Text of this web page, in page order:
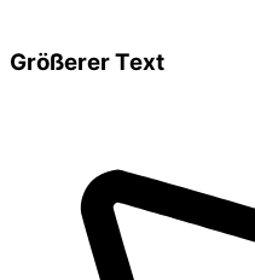
Größerer Text